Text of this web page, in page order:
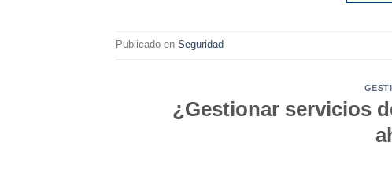
Publicado en Seguridad
¿Gestionar servicios